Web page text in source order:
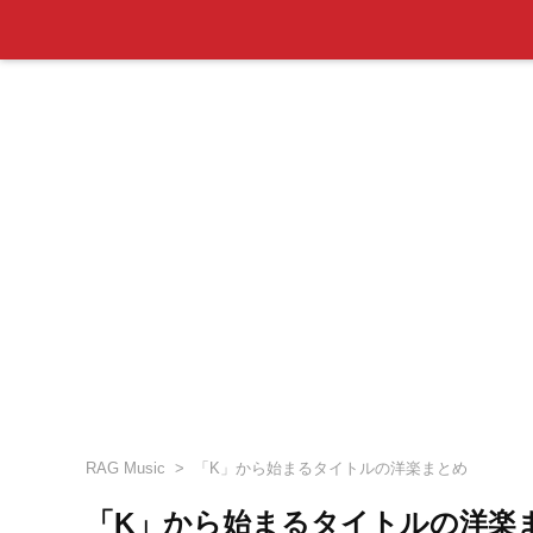
RAG Music 「K」から始まるタイトルの洋楽まとめ
「K」から始まるタイトルの洋楽